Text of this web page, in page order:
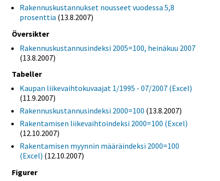
Rakennuskustannukset nousseet vuodessa 5,8
prosenttia (13.8.2007)
Översikter
Rakennuskustannusindeksi 2005=100, heinäkuu 2007
(13.8.2007)
Tabeller
Kaupan liikevaihtokuvaajat 1/1995 - 07/2007 (Excel)
(11.9.2007)
Rakennuskustannusindeksi 2000=100 (13.8.2007)
Rakentamisen liikevaihtoindeksi 2000=100 (Excel)
(12.10.2007)
Rakentamisen myynnin määräindeksi 2000=100
(Excel) (12.10.2007)
Figurer